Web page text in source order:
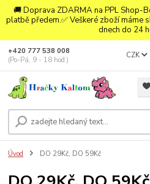
🚚 Doprava ZDARMA na PPL Shop-
platbě předem.✅ Veškeré zboží máme
dnech do 24
CZK
+420 777 538 008
(Po-Pá, 9 - 18 hod.)
Úvod DO 29Kč, DO 59Kč